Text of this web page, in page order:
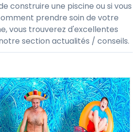
construire une piscine ou si vous
prendre soin de votre
vous trouverez d'excellentes
section actualités / conseils.